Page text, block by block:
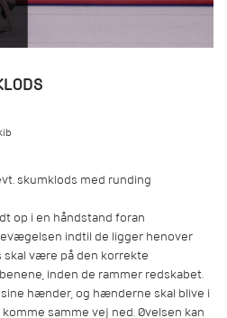
skumklods med runding
op i en håndstand foran
indtil de ligger henover
være på den korrekte
inden de rammer redskabet.
hænder, og hænderne skal blive i
samme vej ned. Øvelsen kan